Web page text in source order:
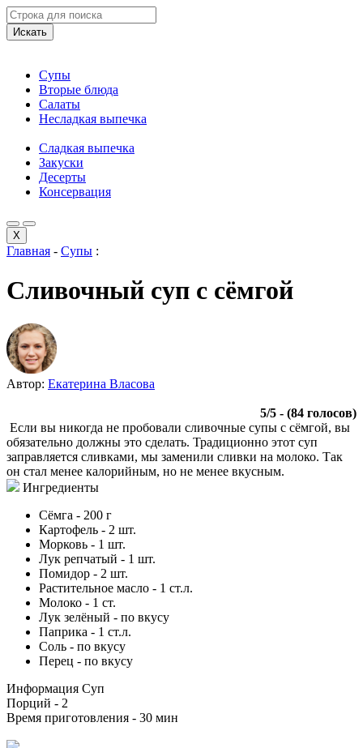
Искать
Супы
Вторые блюда
Салаты
Несладкая выпечка
Сладкая выпечка
Закуски
Десерты
Консервация
X
Главная - Супы :
Сливочный суп с сёмгой
Автор: Екатерина Власова
5/5 - (84 голосов)
Если вы никогда не пробовали сливочные супы с сёмгой, вы
обязательно должны это сделать. Традиционно этот суп
заправляется сливками, мы заменили сливки на молоко. Так
он стал менее калорийным, но не менее вкусным.
Ингредиенты
Сёмга - 200 г
Картофель - 2 шт.
Морковь - 1 шт.
Лук репчатый - 1 шт.
Помидор - 2 шт.
Растительное масло - 1 ст.л.
Молоко - 1 ст.
Лук зелёный - по вкусу
Паприка - 1 ст.л.
Соль - по вкусу
Перец - по вкусу
Информация Суп
Порций - 2
Время приготовления - 30 мин